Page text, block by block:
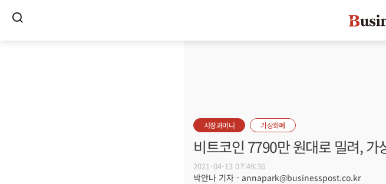
시장과머니 가상화폐
비트코인 7790만 원대로 밀려,
2021-04-13 07:49:36
박안나 기자 - annapark@businesspost.co.kr